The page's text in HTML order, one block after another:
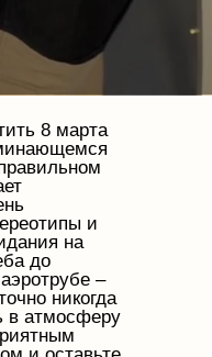
8 марта
и
на
до
–
никогда
в атмосферу